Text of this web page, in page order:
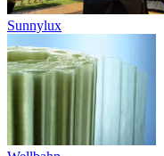
Sunnylux